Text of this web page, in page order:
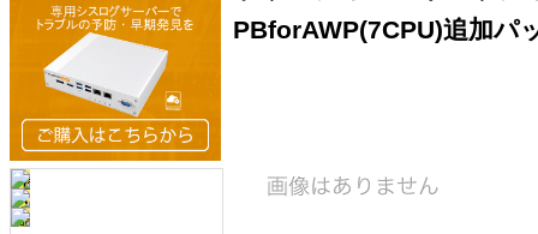
PBforAWP(7CPU)追加パ